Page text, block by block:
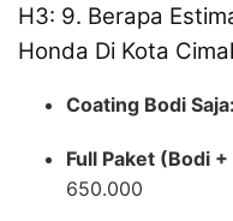
H3: 9. Berapa
Honda Di Kota
Coating Bodi Saja:
Full Paket (Bodi
650.000